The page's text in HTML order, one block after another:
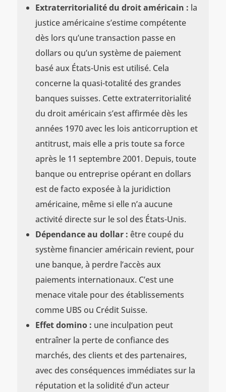
Extraterritorialité du droit américain : la
justice américaine s’estime compétente
dès lors qu’une transaction passe en
dollars ou qu’un système de paiement
basé aux États-Unis est utilisé. Cela
concerne la quasi-totalité des grandes
banques suisses. Cette extraterritorialité
du droit américain s’est affirmée dès les
années 1970 avec les lois anticorruption et
antitrust, mais elle a pris toute sa force
après le 11 septembre 2001. Depuis, toute
banque ou entreprise opérant en dollars
est de facto exposée à la juridiction
américaine, même si elle n’a aucune
activité directe sur le sol des États-Unis.
Dépendance au dollar : être coupé du
système financier américain revient, pour
une banque, à perdre l’accès aux
paiements internationaux. C’est une
menace vitale pour des établissements
comme UBS ou Crédit Suisse.
Effet domino : une inculpation peut
entraîner la perte de confiance des
marchés, des clients et des partenaires,
avec des conséquences immédiates sur la
réputation et la solidité d’un acteur